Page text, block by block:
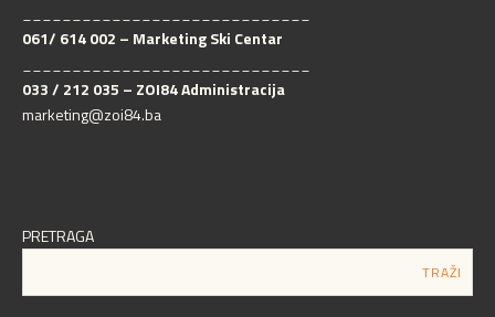
061/ 614 002 – Marketing Ski Centar
033 / 212 035 – ZOI84 Administracija
marketing@zoi84.ba
PRETRAGA